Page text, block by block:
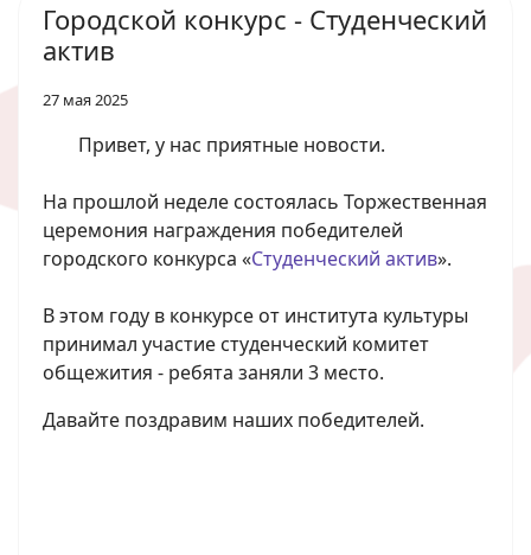
Городской конкурс - Студенческий
актив
27 мая 2025
Привет, у нас приятные новости.
На прошлой неделе состоялась Торжественная
церемония награждения победителей
городского конкурса «Студенческий актив».
В этом году в конкурсе от института культуры
принимал участие студенческий комитет
общежития - ребята заняли 3 место.
Давайте поздравим наших победителей.